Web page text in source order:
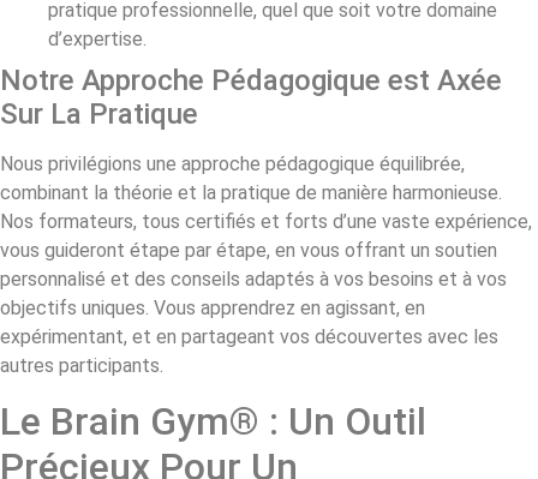
pratique professionnelle, quel que soit votre domaine
d’expertise.
Notre Approche Pédagogique est Axée
Sur La Pratique
Nous privilégions une approche pédagogique équilibrée,
combinant la théorie et la pratique de manière harmonieuse.
Nos formateurs, tous certifiés et forts d’une vaste expérience,
vous guideront étape par étape, en vous offrant un soutien
personnalisé et des conseils adaptés à vos besoins et à vos
objectifs uniques. Vous apprendrez en agissant, en
expérimentant, et en partageant vos découvertes avec les
autres participants.
Le Brain Gym® : Un Outil
Précieux Pour Un